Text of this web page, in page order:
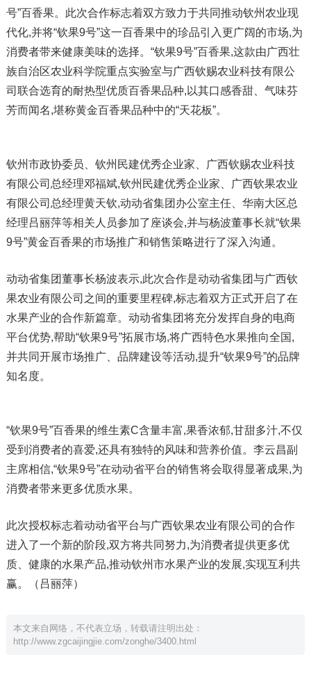
号”百香果。此次合作标志着双方致力于共同推动钦州农业现
代化,并将“钦果9号”这一百香果中的珍品引入更广阔的市场,为
消费者带来健康美味的选择。“钦果9号”百香果,这款由广西壮
族自治区农业科学院重点实验室与广西钦赐农业科技有限公
司联合选育的耐热型优质百香果品种,以其口感香甜、气味芬
芳而闻名,堪称黄金百香果品种中的“天花板”。
钦州市政协委员、钦州民建优秀企业家、广西钦赐农业科技
有限公司总经理邓福斌,钦州民建优秀企业家、广西钦果农业
有限公司总经理黄天钦,动动省集团办公室主任、华南大区总
经理吕丽萍等相关人员参加了座谈会,并与杨波董事长就“钦果
9号”黄金百香果的市场推广和销售策略进行了深入沟通。
动动省集团董事长杨波表示,此次合作是动动省集团与广西钦
果农业有限公司之间的重要里程碑,标志着双方正式开启了在
水果产业的合作新篇章。动动省集团将充分发挥自身的电商
平台优势,帮助“钦果9号”拓展市场,将广西特色水果推向全国,
并共同开展市场推广、品牌建设等活动,提升“钦果9号”的品牌
知名度。
“钦果9号”百香果的维生素C含量丰富,果香浓郁,甘甜多汁,不仅
受到消费者的喜爱,还具有独特的风味和营养价值。李云昌副
主席相信,“钦果9号”在动动省平台的销售将会取得显著成果,为
消费者带来更多优质水果。
此次授权标志着动动省平台与广西钦果农业有限公司的合作
进入了一个新的阶段,双方将共同努力,为消费者提供更多优
质、健康的水果产品,推动钦州市水果产业的发展,实现互利共
赢。（吕丽萍）
本文来自网络，不代表立场，转载请注明出处：
http://www.zgcaijingjie.com/zonghe/3400.html